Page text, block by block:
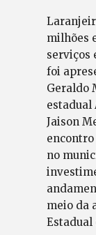
milhões
serviços
foi
Geraldo
estadual
Jaison
no
meio da
Estadual